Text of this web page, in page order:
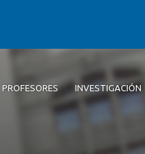
PROFESORES INVESTIGACIÓN